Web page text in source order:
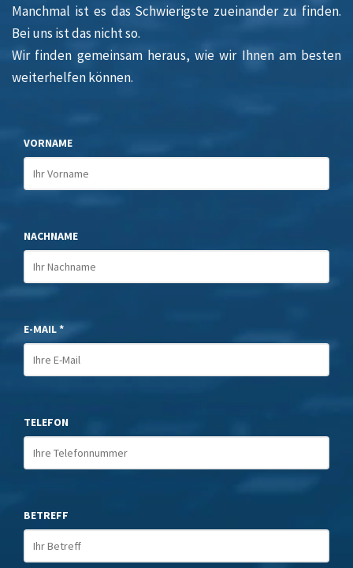
Manchmal ist es das Schwierigste zueinander zu finden.
Bei uns ist das nicht so.
Wir finden gemeinsam heraus, wie wir Ihnen am besten
weiterhelfen können.
VORNAME
NACHNAME
E-MAIL *
TELEFON
BETREFF